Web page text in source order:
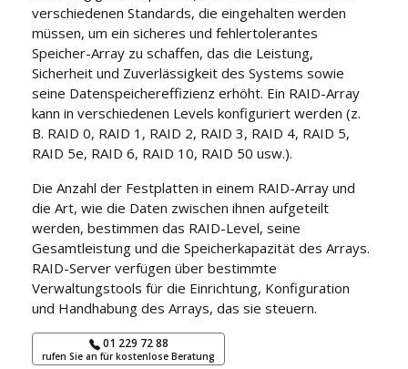
verschiedenen Standards, die eingehalten werden
müssen, um ein sicheres und fehlertolerantes
Speicher-Array zu schaffen, das die Leistung,
Sicherheit und Zuverlässigkeit des Systems sowie
seine Datenspeichereffizienz erhöht. Ein RAID-Array
kann in verschiedenen Levels konfiguriert werden (z.
B. RAID 0, RAID 1, RAID 2, RAID 3, RAID 4, RAID 5,
RAID 5e, RAID 6, RAID 10, RAID 50 usw.).
Die Anzahl der Festplatten in einem RAID-Array und
die Art, wie die Daten zwischen ihnen aufgeteilt
werden, bestimmen das RAID-Level, seine
Gesamtleistung und die Speicherkapazität des Arrays.
RAID-Server verfügen über bestimmte
Verwaltungstools für die Einrichtung, Konfiguration
und Handhabung des Arrays, das sie steuern.
01 229 72 88
rufen Sie an für kostenlose Beratung